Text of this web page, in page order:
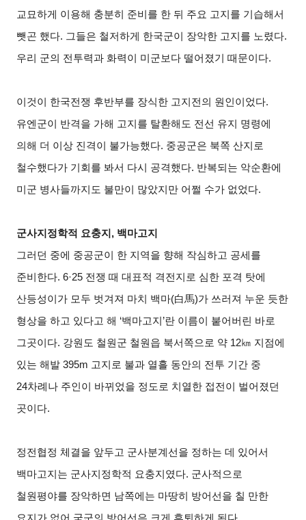
교묘하게 이용해 충분히 준비를 한 뒤 주요 고지를 기습해서
뺏곤 했다. 그들은 철저하게 한국군이 장악한 고지를 노렸다.
우리 군의 전투력과 화력이 미군보다 떨어졌기 때문이다.
이것이 한국전쟁 후반부를 장식한 고지전의 원인이었다.
유엔군이 반격을 가해 고지를 탈환해도 전선 유지 명령에
의해 더 이상 진격이 불가능했다. 중공군은 북쪽 산지로
철수했다가 기회를 봐서 다시 공격했다. 반복되는 악순환에
미군 병사들까지도 불만이 많았지만 어쩔 수가 없었다.
군사지정학적 요충지, 백마고지
그러던 중에 중공군이 한 지역을 향해 작심하고 공세를
준비한다. 6·25 전쟁 때 대표적 격전지로 심한 포격 탓에
산등성이가 모두 벗겨져 마치 백마(白馬)가 쓰러져 누운 듯한
형상을 하고 있다고 해 ‘백마고지’란 이름이 붙어버린 바로
그곳이다. 강원도 철원군 철원읍 북서쪽으로 약 12㎞ 지점에
있는 해발 395m 고지로 불과 열흘 동안의 전투 기간 중
24차례나 주인이 바뀌었을 정도로 치열한 접전이 벌어졌던
곳이다.
정전협정 체결을 앞두고 군사분계선을 정하는 데 있어서
백마고지는 군사지정학적 요충지였다. 군사적으로
철원평야를 장악하면 남쪽에는 마땅히 방어선을 칠 만한
요지가 없어 국군의 방어선은 크게 후퇴하게 된다.